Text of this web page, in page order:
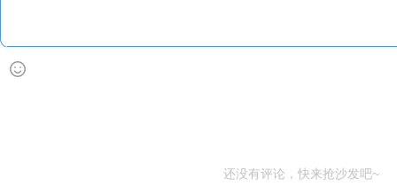
还没有评论，快来抢沙发吧~